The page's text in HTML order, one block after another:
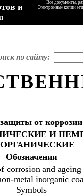
и
Все документы,
Электронные копии
по сайту:
от
И
Обозначения
corrosion and
metal inorganic
Symbols